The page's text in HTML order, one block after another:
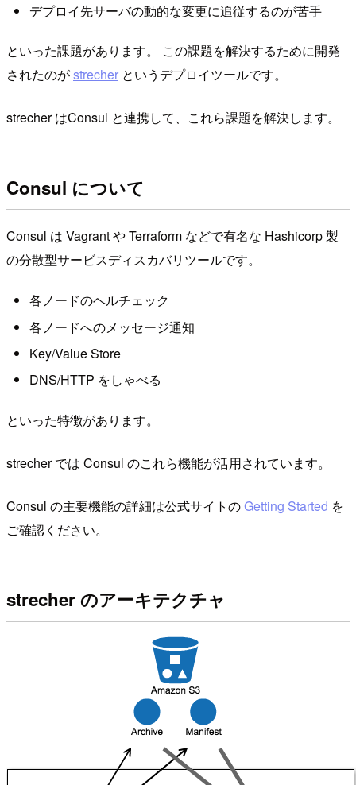
デプロイ先サーバの動的な変更に追従するのが苦手
といった課題があります。 この課題を解決するために開発
されたのがstrecher というデプロイツールです。
strecher はConsul と連携して、これら課題を解決します。
Consul について
Consul は Vagrant や Terraform などで有名な Hashicorp 製
の分散型サービスディスカバリツールです。
各ノードのヘルチェック
各ノードへのメッセージ通知
Key/Value Store
DNS/HTTP をしゃべる
といった特徴があります。
strecher では Consul のこれら機能が活用されています。
Consul の主要機能の詳細は公式サイトのGetting Started を
ご確認ください。
strecher のアーキテクチャ